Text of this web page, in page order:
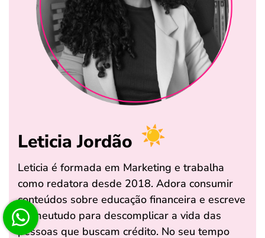
Leticia Jordão
Leticia é formada em Marketing e trabalha
como redatora desde 2018. Adora consumir
conteúdos sobre educação financeira e escreve
na meutudo para descomplicar a vida das
pessoas que buscam crédito. No seu tempo